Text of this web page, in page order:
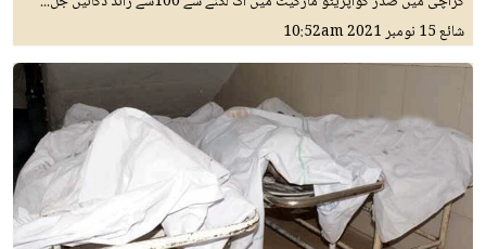
شائع15 نومبر 2021 10:52am